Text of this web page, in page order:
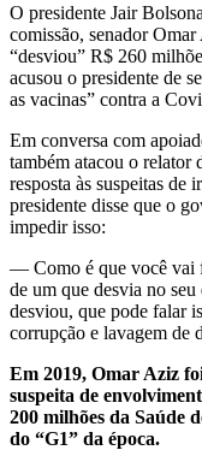
O presidente Jair
comissão, senador
“desviou” R$ 260
acusou o presidente de
as vacinas” contra a
Em conversa com
também atacou o
resposta às suspeitas de
presidente disse que o
impedir isso:
— Como é que você vai
de um que desvia no
desviou, que pode falar
corrupção e lavagem de
Em 2019, Omar Aziz
suspeita de
200 milhões da Saúde
do “G1” da época.